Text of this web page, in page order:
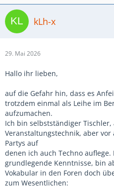
kLh-x
29. Mai 2026
Hallo ihr lieben,
auf die Gefahr hin, dass es
trotzdem einmal als Leihe im
aufzumachen.
Ich bin selbstständiger
Veranstaltungstechnik, aber
Partys auf
denen ich auch Techno auflege.
grundlegende Kenntnisse, bin
Vokabular in den Foren doch
zum Wesentlichen: